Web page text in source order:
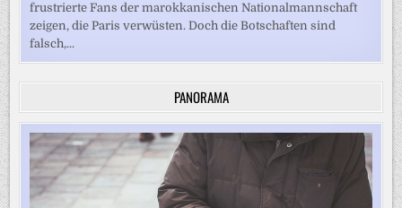
frustrierte Fans der marokkanischen Nationalmannschaft
zeigen, die Paris verwüsten. Doch die Botschaften sind
falsch,...
PANORAMA